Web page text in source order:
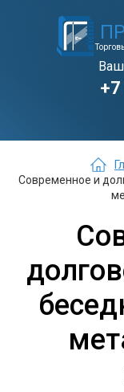
Ваш
Современное и